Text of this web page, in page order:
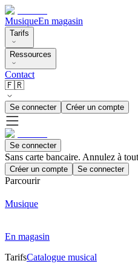
MusiqueEn magasin
Tarifs
Ressources
Contact
🇫🇷
Se connecter Créer un compte
Se connecter
Sans carte bancaire. Annulez à
Créer un compte Se connecter
Parcourir
Musique
En magasin
TarifsCatalogue musical